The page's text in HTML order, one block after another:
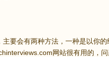
主要会有两种方法，一种是以你
网站很有用的，问